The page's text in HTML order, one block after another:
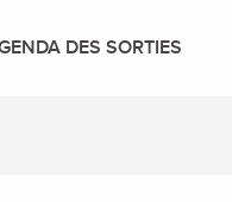
DES SORTIES